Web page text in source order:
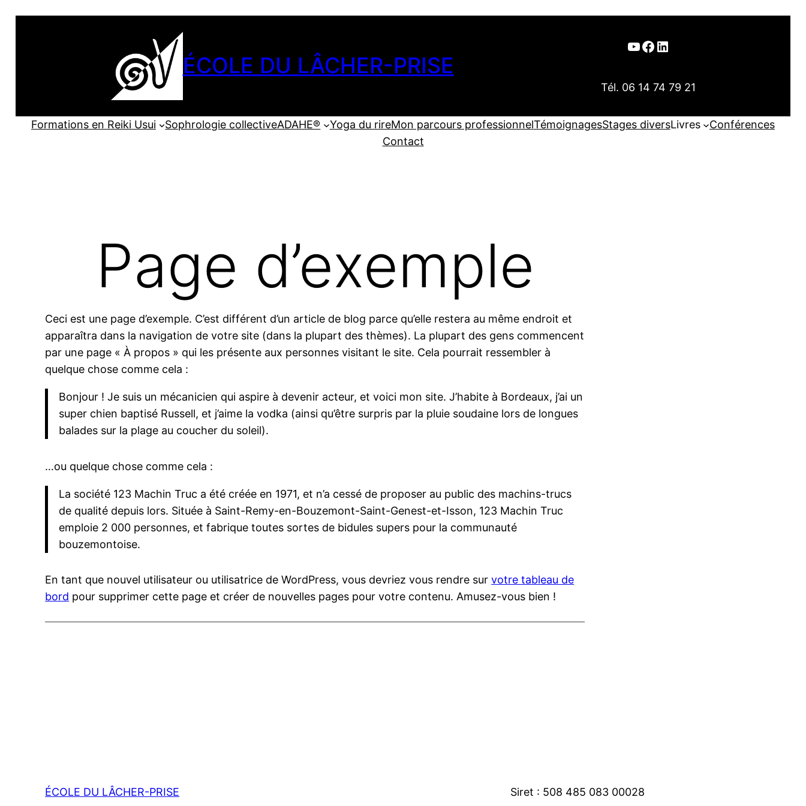
ÉCOLE DU LÂCHER-PRISE
YouTube
Facebook
LinkedIn
Tél. 06 14 74 79 21
Formations en Reiki Usui Sophrologie collectiveADAHE® Yoga du rireMon parcours professionnelTémoignagesStages diversLivres
Conférences
Contact
Page d’exemple
Ceci est une page d’exemple. C’est différent d’un article de blog parce qu’elle restera au même endroit et
apparaîtra dans la navigation de votre site (dans la plupart des thèmes). La plupart des gens commencent
par une page « À propos » qui les présente aux personnes visitant le site. Cela pourrait ressembler à
quelque chose comme cela :
Bonjour ! Je suis un mécanicien qui aspire à devenir acteur, et voici mon site. J’habite à Bordeaux, j’ai un
super chien baptisé Russell, et j’aime la vodka (ainsi qu’être surpris par la pluie soudaine lors de longues
balades sur la plage au coucher du soleil).
…ou quelque chose comme cela :
La société 123 Machin Truc a été créée en 1971, et n’a cessé de proposer au public des machins-trucs
de qualité depuis lors. Située à Saint-Remy-en-Bouzemont-Saint-Genest-et-Isson, 123 Machin Truc
emploie 2 000 personnes, et fabrique toutes sortes de bidules supers pour la communauté
bouzemontoise.
En tant que nouvel utilisateur ou utilisatrice de WordPress, vous devriez vous rendre survotre tableau de
bord pour supprimer cette page et créer de nouvelles pages pour votre contenu. Amusez-vous bien !
ÉCOLE DU LÂCHER-PRISE Siret : 508 485 083 00028